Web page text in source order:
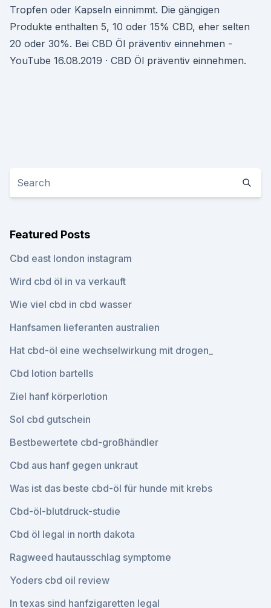
Tropfen oder Kapseln einnimmt. Die gängigen
Produkte enthalten 5, 10 oder 15% CBD, eher selten
20 oder 30%. Bei CBD Öl präventiv einnehmen -
YouTube 16.08.2019 · CBD Öl präventiv einnehmen.
Featured Posts
Cbd east london instagram
Wird cbd öl in va verkauft
Wie viel cbd in cbd wasser
Hanfsamen lieferanten australien
Hat cbd-öl eine wechselwirkung mit drogen_
Cbd lotion bartells
Ziel hanf körperlotion
Sol cbd gutschein
Bestbewertete cbd-großhändler
Cbd aus hanf gegen unkraut
Was ist das beste cbd-öl für hunde mit krebs
Cbd-öl-blutdruck-studie
Cbd öl legal in north dakota
Ragweed hautausschlag symptome
Yoders cbd oil review
In texas sind hanfzigaretten legal